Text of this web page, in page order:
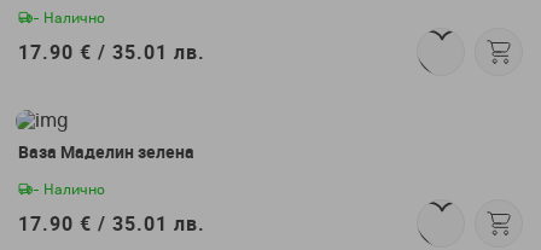
- Налично
17.90 € / 35.01 лв.
Ваза Маделин зелена
- Налично
17.90 € / 35.01 лв.